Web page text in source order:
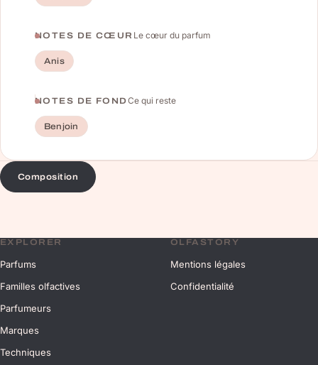
NOTES DE CŒUR Le cœur du parfum
Anis
NOTES DE FONDCe qui reste
Benjoin
Composition
EXPLORER
Parfums
Familles olfactives
Parfumeurs
Marques
Techniques
OLFASTORY
Mentions légales
Confidentialité